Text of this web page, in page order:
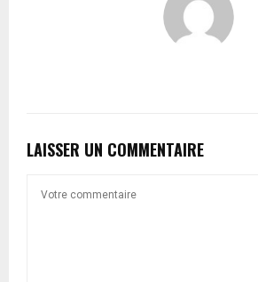
LAISSER UN COMMENTAIRE